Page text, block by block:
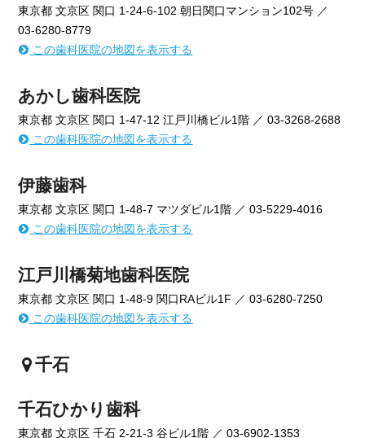
東京都 文京区 関口 1-24-6-102 朝日関口マンション102号 ／
03-6280-8779
この歯科医院の地図を表示する
あかし歯科医院
東京都 文京区 関口 1-47-12 江戸川橋ビル1階 ／ 03-3268-2688
この歯科医院の地図を表示する
伊藤歯科
東京都 文京区 関口 1-48-7 マツダビル1階 ／ 03-5229-4016
この歯科医院の地図を表示する
江戸川橋菊地歯科医院
東京都 文京区 関口 1-48-9 関口RAビル1F ／ 03-6280-7250
この歯科医院の地図を表示する
千石
千石ひかり歯科
東京都 文京区 千石 2-21-3 谷ビル1階 ／ 03-6902-1353